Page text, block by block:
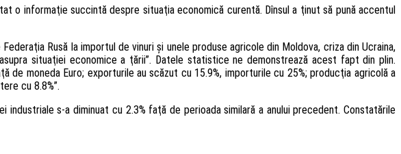
o informaţie succintă despre situaţia economică curentă. Dînsul a ţinut să pună accentul
Rusă la importul de vinuri şi unele produse agricole din Moldova, criza din Ucraina,
situaţiei economice a ţării”. Datele statistice ne demonstrează acest fapt din plin.
moneda Euro; exporturile au scăzut cu 15.9%, importurile cu 25%; producţia agricolă a
cu 8.8%”.
s-a diminuat cu 2.3% faţă de perioada similară a anului precedent. Constatările